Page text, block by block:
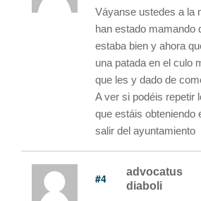
Váyanse ustedes a la
han estado mamando
estaba bien y ahora
una patada en el culo
que les y dado de
A ver si podéis repetir
que estáis obteniendo
salir del ayuntamiento
#4
advocatus
diaboli